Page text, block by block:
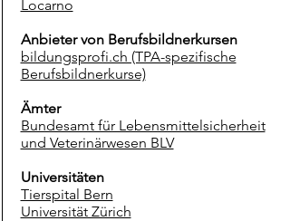
Locarno
Anbieter von Berufsbildnerkursen
bildungsprofi.ch (TPA-spezifische
Berufsbildnerkurse)
Ämter
Bundesamt für Lebensmittelsicherheit
und Veterinärwesen BLV
Universitäten
Tierspital Bern
Universität Zürich